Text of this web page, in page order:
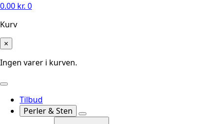
0.00 kr. 0
Kurv
×
Ingen varer i kurven.
Tilbud
Perler & Sten